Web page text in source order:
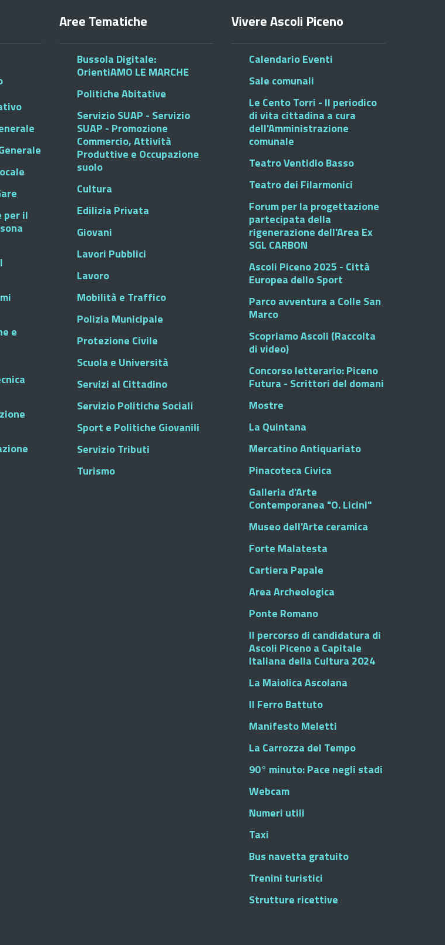
per il
e
Aree Tematiche
Bussola Digitale:
OrientiAMO LE MARCHE
Politiche Abitative
Servizio SUAP - Servizio
SUAP - Promozione
Commercio, Attività
Produttive e Occupazione
suolo
Cultura
Edilizia Privata
Giovani
Lavori Pubblici
Lavoro
Mobilità e Traffico
Polizia Municipale
Protezione Civile
Scuola e Università
Servizi al Cittadino
Servizio Politiche Sociali
Sport e Politiche Giovanili
Servizio Tributi
Turismo
Vivere Ascoli Piceno
Calendario Eventi
Sale comunali
Le Cento Torri - Il periodico
di vita cittadina a cura
dell'Amministrazione
comunale
Teatro Ventidio Basso
Teatro dei Filarmonici
Forum per la progettazione
partecipata della
rigenerazione dell'Area Ex
SGL CARBON
Ascoli Piceno 2025 - Città
Europea dello Sport
Parco avventura a Colle San
Marco
Scopriamo Ascoli (Raccolta
di video)
Concorso letterario: Piceno
Futura - Scrittori del domani
Mostre
La Quintana
Mercatino Antiquariato
Pinacoteca Civica
Galleria d'Arte
Contemporanea "O. Licini"
Museo dell'Arte ceramica
Forte Malatesta
Cartiera Papale
Area Archeologica
Ponte Romano
Il percorso di candidatura di
Ascoli Piceno a Capitale
Italiana della Cultura 2024
La Maiolica Ascolana
Il Ferro Battuto
Manifesto Meletti
La Carrozza del Tempo
90° minuto: Pace negli stadi
Webcam
Numeri utili
Taxi
Bus navetta gratuito
Trenini turistici
Strutture ricettive